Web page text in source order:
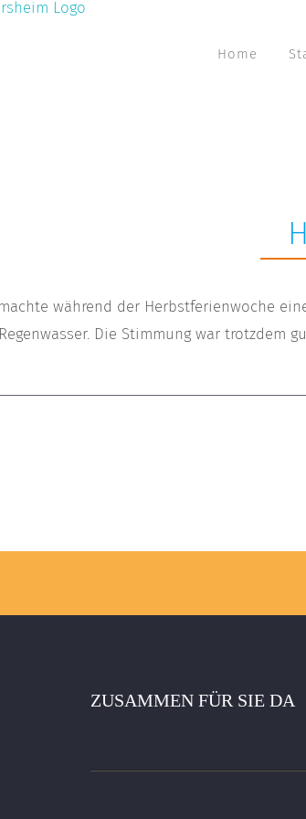
Home
während der Herbstferienwoche
Die Stimmung war
ZUSAMMEN FÜR SIE DA